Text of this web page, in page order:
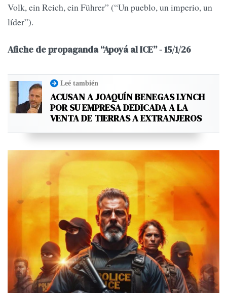
Volk, ein Reich, ein Führer” (“Un pueblo, un imperio, un
líder”).
Afiche de propaganda “Apoyá al ICE” - 15/1/26
Leé también
ACUSAN A JOAQUÍN BENEGAS LYNCH
POR SU EMPRESA DEDICADA A LA
VENTA DE TIERRAS A EXTRANJEROS